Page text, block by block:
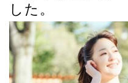
した。